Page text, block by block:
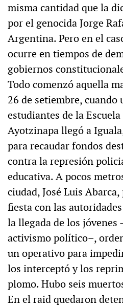
misma cantidad que la
por el genocida Jorge
Argentina. Pero en el
ocurre en tiempos de
gobiernos
Todo comenzó aquella
26 de setiembre, cuando
estudiantes de la
Ayotzinapa llegó a
para recaudar fondos
contra la represión
educativa. A pocos
ciudad, José Luis
fiesta con las
la llegada de los jóvenes
activismo político–,
un operativo para
los interceptó y los
plomo. Hubo seis
En el raid quedaron